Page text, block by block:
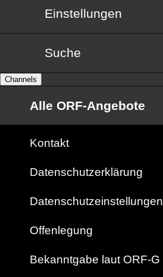
Einstellungen
Suche
Channels
Alle ORF-Angebote
Kontakt
Datenschutzerklärung
Datenschutzeinstellungen
Offenlegung
Bekanntgabe laut ORF-G